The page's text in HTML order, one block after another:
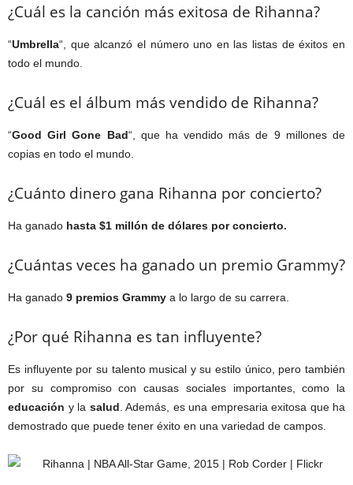
¿Cuál es la canción más exitosa de Rihanna?
“Umbrella“, que alcanzó el número uno en las listas de éxitos en
todo el mundo.
¿Cuál es el álbum más vendido de Rihanna?
“Good Girl Gone Bad“, que ha vendido más de 9 millones de
copias en todo el mundo.
¿Cuánto dinero gana Rihanna por concierto?
Ha ganado hasta $1 millón de dólares por concierto.
¿Cuántas veces ha ganado un premio Grammy?
Ha ganado 9 premios Grammy a lo largo de su carrera.
¿Por qué Rihanna es tan influyente?
Es influyente por su talento musical y su estilo único, pero también
por su compromiso con causas sociales importantes, como la
educación y la salud . Además, es una empresaria exitosa que ha
demostrado que puede tener éxito en una variedad de campos.